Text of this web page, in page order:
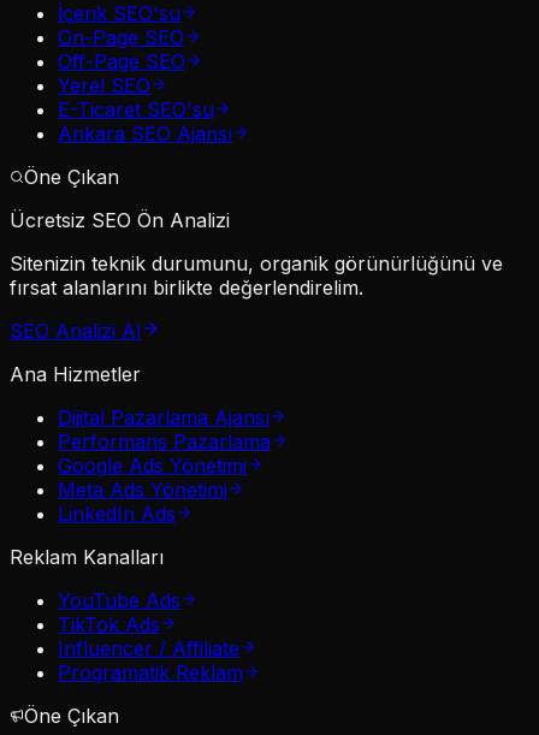
İçerik SEO'su
On-Page SEO
Off-Page SEO
Yerel SEO
E-Ticaret SEO'su
Ankara SEO Ajansı
Öne Çıkan
Ücretsiz SEO Ön Analizi
Sitenizin teknik durumunu, organik görünürlüğünü ve
fırsat alanlarını birlikte değerlendirelim.
SEO Analizi Al
Ana Hizmetler
Dijital Pazarlama Ajansı
Performans Pazarlama
Google Ads Yönetimi
Meta Ads Yönetimi
LinkedIn Ads
Reklam Kanalları
YouTube Ads
TikTok Ads
Influencer / Affiliate
Programatik Reklam
Öne Çıkan